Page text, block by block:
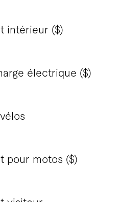
intérieur ($)
électrique ($)
pour motos ($)